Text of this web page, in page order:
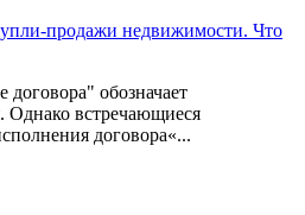
обозначает
Однако встречающиеся
договора«...